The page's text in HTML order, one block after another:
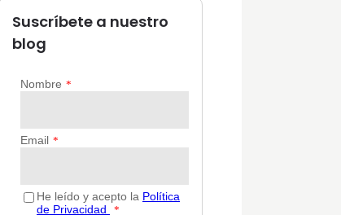
Suscríbete a nuestro
blog